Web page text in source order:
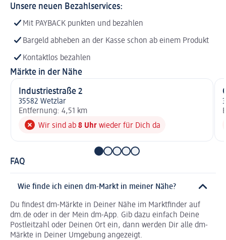
Unsere neuen Bezahlservices:
Mit PAYBACK punkten und bezahlen
Bargeld abheben an der Kasse schon ab einem Produkt
Kontaktlos bezahlen
Märkte in der Nähe
Industriestraße 2
35582 Wetzlar
Entfernung: 4,51 km
Wir sind ab 8 Uhr wieder für Dich da
FAQ
Wie finde ich einen dm-Markt in meiner Nähe?
Du findest dm-Märkte in Deiner Nähe im Marktfinder auf
dm.de oder in der Mein dm-App. Gib dazu einfach Deine
Postleitzahl oder Deinen Ort ein, dann werden Dir alle dm-
Märkte in Deiner Umgebung angezeigt.